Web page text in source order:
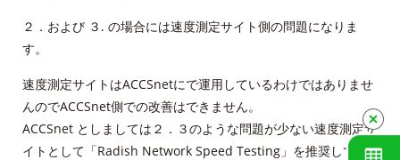
２．および ３. の場合には速度測定サイト側の問題になりま
す。
速度測定サイトはACCSnetにで運用しているわけではありませ
んのでACCSnet側での改善はできません。
ACCSnet としましては２．３のような問題が少ない速度測定サ
イトとして「Radish Network Speed Testing」を推奨してお
財団案内
ごあいさつ
沿革
ＡＣＣＳ40年のあゆみ